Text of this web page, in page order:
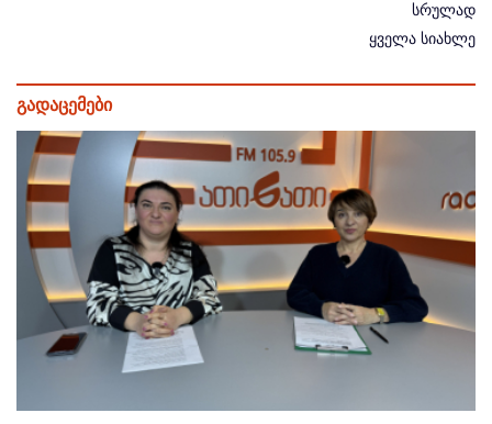
სრულად
ყველა სიახლე
გადაცემები